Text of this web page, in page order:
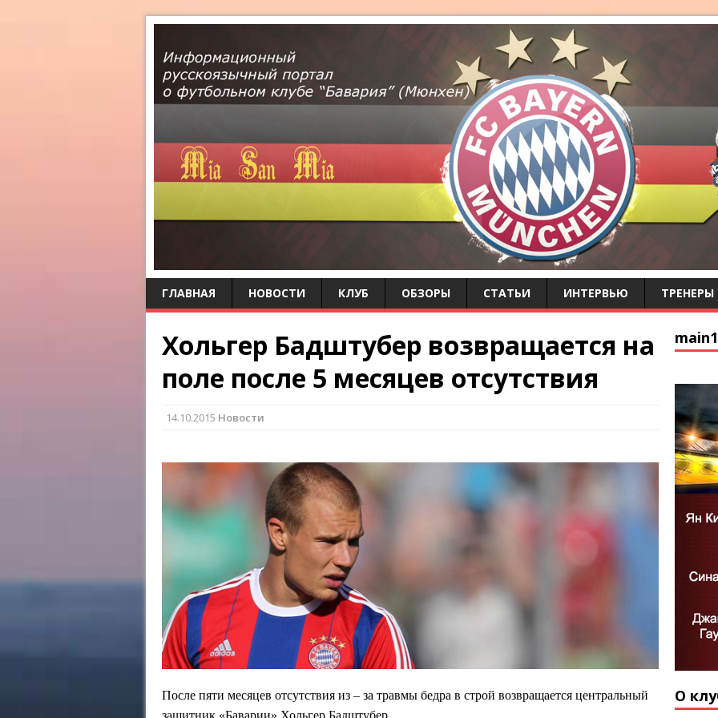
ГЛАВНАЯ НОВОСТИ КЛУБ ОБЗОРЫ СТАТЬИ ИНТЕРВЬЮ ТРЕНЕРЫ
Хольгер Бадштубер возвращается на
поле после 5 месяцев отсутствия
14.10.2015 Новости
После пяти месяцев отсутствия из – за травмы бедра в строй возвращается центральный
защитник «Баварии» Хольгер Бадштубер.
main1
О